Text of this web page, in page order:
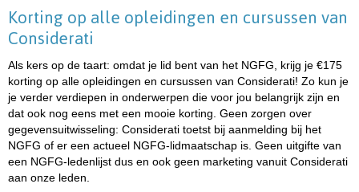
Korting op alle opleidingen en cursussen van
Considerati
Als kers op de taart: omdat je lid bent van het NGFG, krijg je €175
korting op alle opleidingen en cursussen van Considerati! Zo kun je
je verder verdiepen in onderwerpen die voor jou belangrijk zijn en
dat ook nog eens met een mooie korting. Geen zorgen over
gegevensuitwisseling: Considerati toetst bij aanmelding bij het
NGFG of er een actueel NGFG-lidmaatschap is. Geen uitgifte van
een NGFG-ledenlijst dus en ook geen marketing vanuit Considerati
aan onze leden.